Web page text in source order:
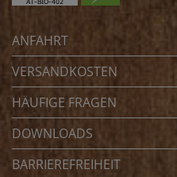
ANFAHRT
VERSANDKOSTEN
HÄUFIGE FRAGEN
DOWNLOADS
BARRIEREFREIHEIT